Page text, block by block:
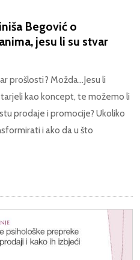
Begović o
jesu li su stvar
prošlosti? Možda...Jesu li
kao koncept, te možemo li
prodaje i promocije? Ukoliko
i ako da u što